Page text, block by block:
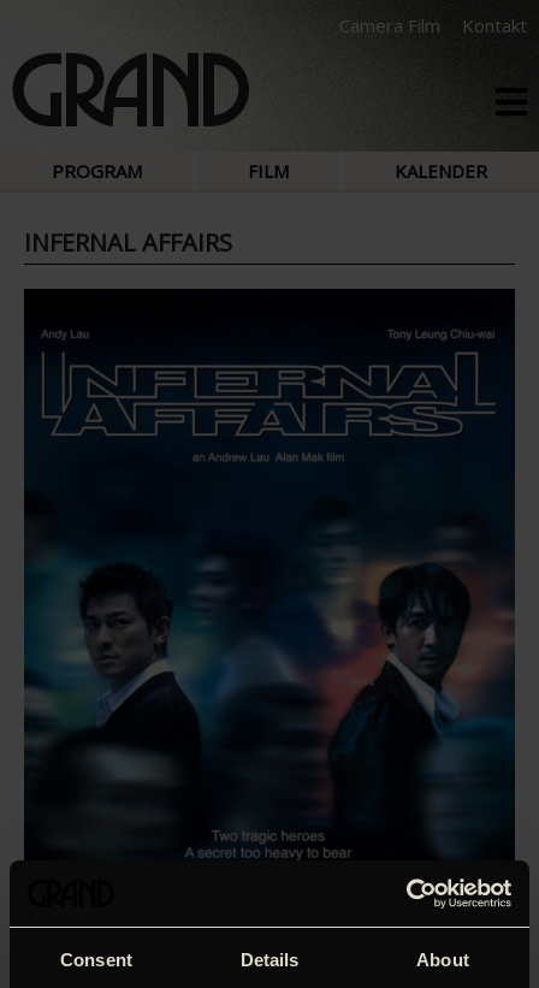
Consent Details About
Camera Film Kontakt
PROGRAM FILM KALENDER
INFERNAL AFFAIRS